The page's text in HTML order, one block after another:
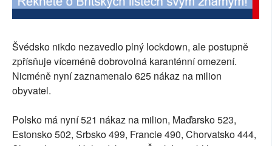
Švédsko nikdo nezavedlo plný lockdown, ale postupně
zpřísňuje víceméně dobrovolná karanténní omezení.
Nicméně nyní zaznamenalo 625 nákaz na milion
obyvatel.
Polsko má nyní 521 nákaz na milion, Maďarsko 523,
Estonsko 502, Srbsko 499, Francie 490, Chorvatsko 444,